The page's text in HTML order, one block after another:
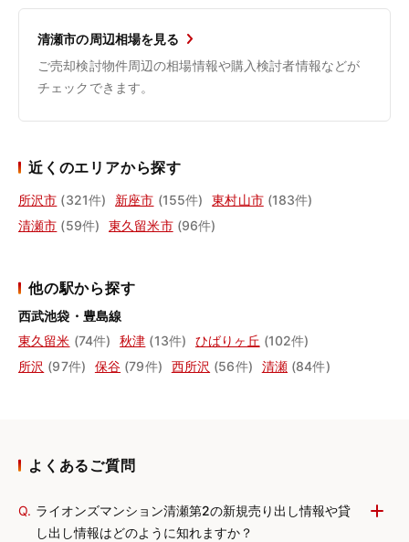
清瀬市の周辺相場を見る
ご売却検討物件周辺の相場情報や購入検討者情報などが
チェックできます。
近くのエリアから探す
所沢市 (321件) 新座市 (155件) 東村山市 (183件)
清瀬市 (59件) 東久留米市 (96件)
他の駅から探す
西武池袋・豊島線
東久留米 (74件) 秋津 (13件) ひばりヶ丘 (102件)
所沢 (97件) 保谷 (79件) 西所沢 (56件) 清瀬 (84件)
よくあるご質問
Q. ライオンズマンション清瀬第2の新規売り出し情報や貸
し出し情報はどのように知れますか？